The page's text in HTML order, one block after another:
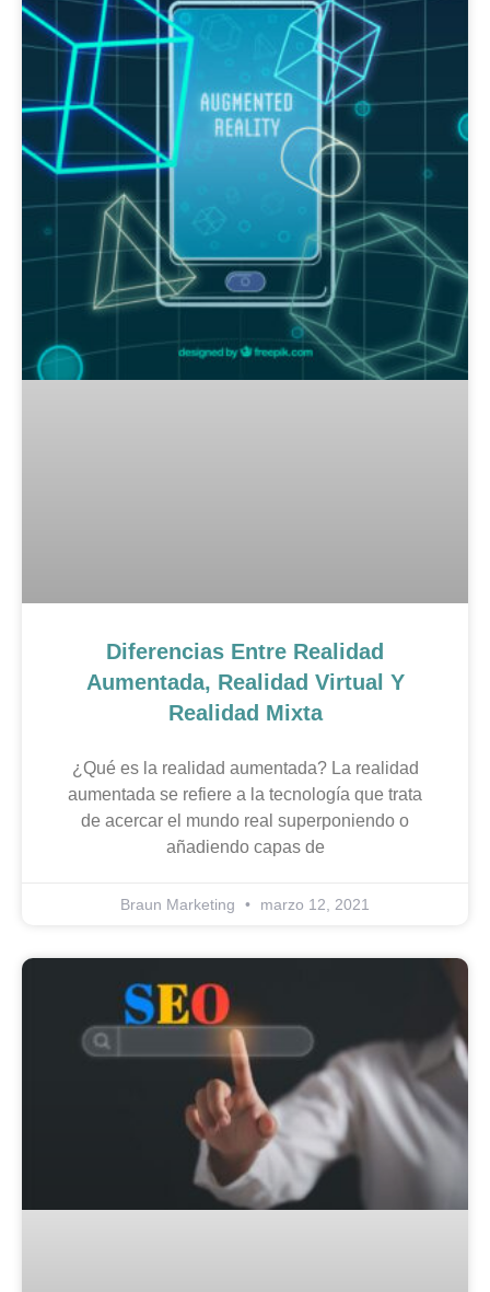
Diferencias Entre Realidad
Aumentada, Realidad Virtual Y
Realidad Mixta
¿Qué es la realidad aumentada? La realidad
aumentada se refiere a la tecnología que trata
de acercar el mundo real superponiendo o
añadiendo capas de
Braun Marketing marzo 12, 2021